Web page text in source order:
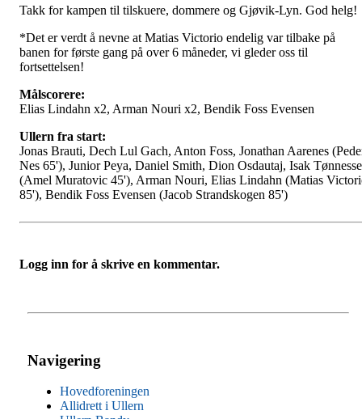
Takk for kampen til tilskuere, dommere og Gjøvik-Lyn. God helg!
*Det er verdt å nevne at Matias Victorio endelig var tilbake på
banen for første gang på over 6 måneder, vi gleder oss til
fortsettelsen!
Målscorere:
Elias Lindahn x2, Arman Nouri x2, Bendik Foss Evensen
Ullern fra start:
Jonas Brauti, Dech Lul Gach, Anton Foss, Jonathan Aarenes
Nes 65'), Junior Peya, Daniel Smith, Dion Osdautaj, Isak
(Amel Muratovic 45'), Arman Nouri, Elias Lindahn (Matias
85'), Bendik Foss Evensen (Jacob Strandskogen 85')
Logg inn for å skrive en kommentar.
Navigering
Hovedforeningen
Allidrett i Ullern